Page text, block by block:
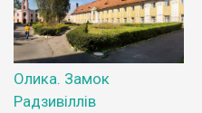
Олика. Замок
Радзивіллів